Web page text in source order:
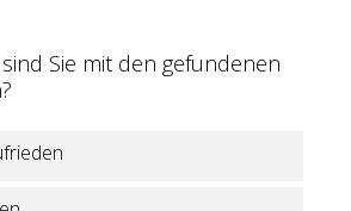
Sie mit den gefundenen